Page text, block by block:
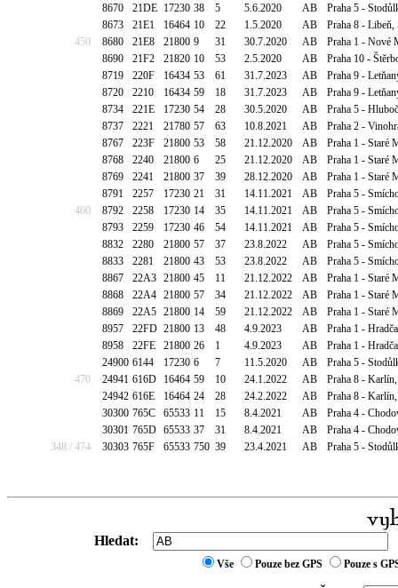
8670
21DE 17230 38 5 5.6.2020 AB
Praha 5 -
8673
21E1 16464 10 22 1.5.2020 AB
Praha 8 -
450
8680 21E8 21800 9 31 30.7.2020 AB
Praha 1 - Nové
8690
21F2 21820 10 53 2.5.2020 AB
Praha 10 -
8719
220F 16434 53 61 31.7.2023 AB
Praha 9 -
8720
2210 16434 59 18 31.7.2023 AB
Praha 9 -
8734
221E 17230 54 28 30.5.2020 AB
Praha 5 -
8737
2221 21780 57 63 10.8.2021 AB
Praha 2 -
8767
223F 21800 53 58 21.12.2020 AB
Praha 1 - Staré
8768
2240 21800 6 25 21.12.2020 AB
Praha 1 - Staré
8769
2241 21800 37 39 28.12.2020 AB
Praha 1 - Staré
8791
2257 17230 21 31 14.11.2021 AB
Praha 5 -
460
8792 2258 17230 14 35 14.11.2021 AB
Praha 5 -
8793
2259 17230 46 54 14.11.2021 AB
Praha 5 -
8832
2280 21800 57 37 23.8.2022 AB
Praha 5 -
8833
2281 21800 43 53 23.8.2022 AB
Praha 5 -
8867
22A3 21800 45 11 21.12.2022 AB
Praha 1 - Staré
8868
22A4 21800 57 34 21.12.2022 AB
Praha 1 - Staré
8869
22A5 21800 14 59 21.12.2022 AB
Praha 1 - Staré
8957
22FD 21800 13 48 4.9.2023 AB
Praha 1 -
8958
22FE 21800 26 1 4.9.2023 AB
Praha 1 -
24900 6144 17230 6 7 11.5.2020 AB
Praha 5 -
470
24941 616D 16464 59 10 24.1.2022 AB
Praha 8 -
24942 616E 16464 24 28 24.2.2022 AB
Praha 8 -
30300 765C 65533 11 15 8.4.2021 AB
Praha 4 -
30301 765D 65533 37 31 8.4.2021 AB
Praha 4 -
348 / 474
30303 765F 65533 750 39 23.4.2021 AB Praha 5 -
Hledat:
Vše Pouze bez GPS Pouze s